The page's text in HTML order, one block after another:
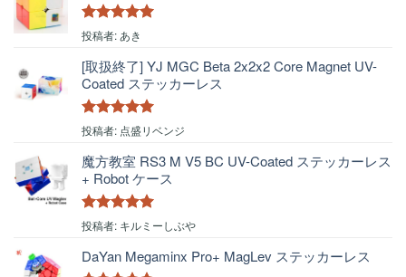
5段階中5
投稿者: あき
[取扱終了] YJ MGC Beta 2x2x2 Core Magnet UV-
Coated ステッカーレス
5段階中5の
投稿者: 点盛リベンジ
魔方教室 RS3 M V5 BC UV-Coated ステッカーレス
+ Robot ケース
5段階中5の
投稿者: キルミーしぶや
DaYan Megaminx Pro+ MagLev ステッカーレス